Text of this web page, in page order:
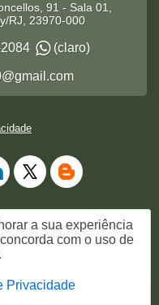
91 - Sala 01,
/RJ 23970-000
(claro)
a sua experiência
com o uso de
Privacidade